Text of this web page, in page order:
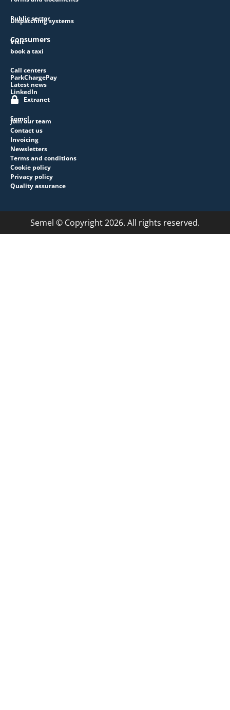
Public sector
Dispatching systems
Consumers
Visit
book a taxi
Call centers
ParkChargePay
Latest news
LinkedIn
Extranet
Semel
Join our team
Contact us
Invoicing
Newsletters
Terms and conditions
Cookie policy
Privacy policy
Quality assurance
Semel © Copyright 2026. All rights reserved.